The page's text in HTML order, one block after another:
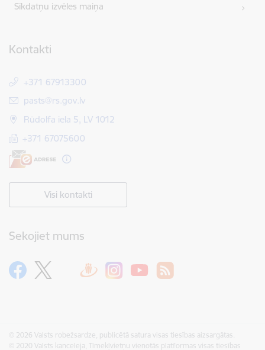
Sīkdatņu izvēles maiņa
Kontakti
+371 67913300
E-pasts:
pasts@rs.gov.lv
Rūdolfa iela 5, LV 1012
+371 67075600
Visi kontakti
Sekojiet mums
© 2026 Valsts robežsardze, publicētā satura visas tiesības aizsargātas.
© 2020 Valsts kanceleja, Tīmekļvietņu vienotās platformas visas tiesības